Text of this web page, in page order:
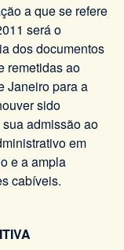
a que se refere
será o
dos documentos
remetidas ao
Janeiro para a
sido
admissão ao
em
e a ampla
cabíveis.